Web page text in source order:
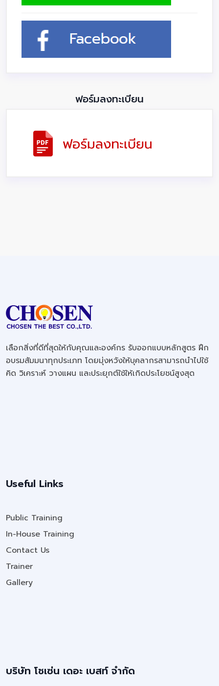
ฟอร์มลงทะเบียน
เลือกสิ่งที่ดีที่สุดให้กับคุณและองค์กร รับออกแบบหลักสูตร ฝึก
อบรมสัมมนาทุกประเภท โดยมุ่งหวังให้บุคลากรสามารถนำไปใช้
คิด วิเคราะห์ วางแผน และประยุกต์ใช้ให้เกิดประโยชน์สูงสุด
Useful Links
Public Training
In-House Training
Contact Us
Trainer
Gallery
บริษัท โชเซ่น เดอะ เบสท์ จำกัด